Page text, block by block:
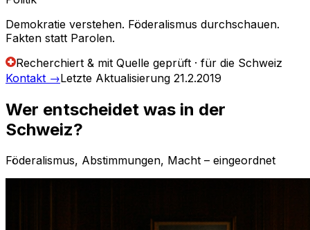
Demokratie verstehen. Föderalismus durchschauen.
Fakten statt Parolen.
Recherchiert & mit Quelle geprüft · für die Schweiz
Kontakt →Letzte Aktualisierung 21.2.2019
Wer entscheidet was in der
Schweiz?
Föderalismus, Abstimmungen, Macht – eingeordnet